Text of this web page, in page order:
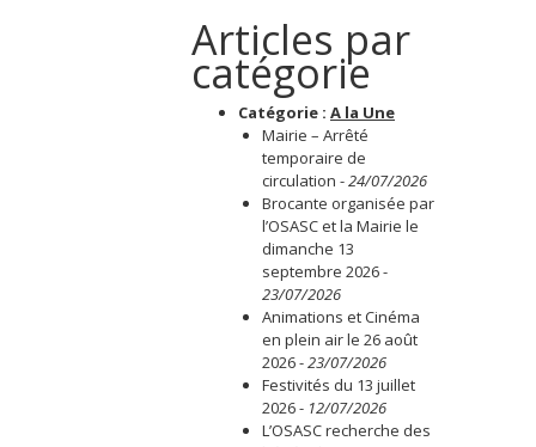
Articles par
catégorie
Catégorie : A la Une
Mairie – Arrêté
temporaire de
circulation -24/07/2026
Brocante organisée par
l’OSASC et la Mairie le
dimanche 13
septembre 2026-
23/07/2026
Animations et Cinéma
en plein air le 26 août
2026-23/07/2026
Festivités du 13 juillet
2026- 12/07/2026
L’OSASC recherche des